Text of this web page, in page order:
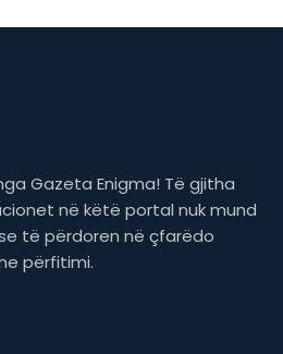
Gazeta Enigma! Të gjitha
në këtë portal nuk mund
të përdoren në çfarëdo
përfitimi.